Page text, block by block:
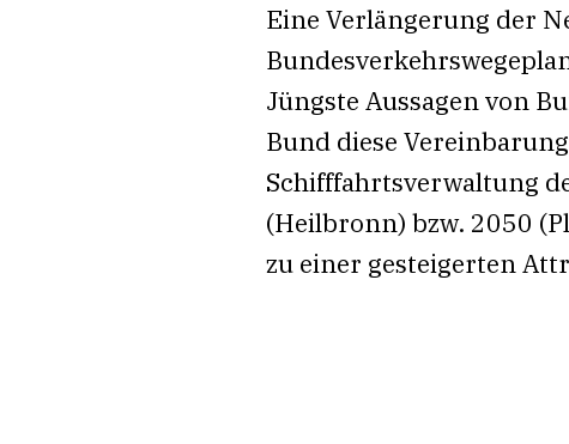
Eine Verlängerung der
Jüngste Aussagen von
Bund diese
Schifffahrtsverwaltung
(Heilbronn) bzw. 2050
zu einer gesteigerten